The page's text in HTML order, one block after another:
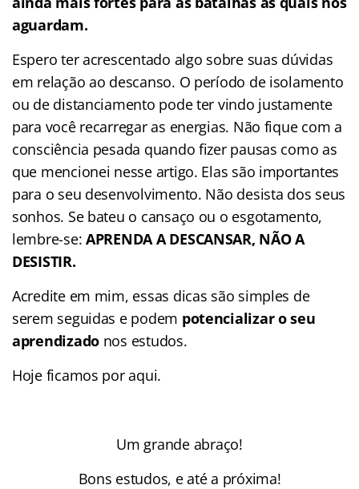
aguardam.
Espero ter acrescentado algo sobre suas dúvidas
em relação ao descanso. O período de isolamento
ou de distanciamento pode ter vindo justamente
para você recarregar as energias. Não fique com a
consciência pesada quando fizer pausas como as
que mencionei nesse artigo. Elas são importantes
para o seu desenvolvimento. Não desista dos seus
sonhos. Se bateu o cansaço ou o esgotamento,
lembre-se:APRENDA A DESCANSAR, NÃO A
DESISTIR.
Acredite em mim, essas dicas são simples de
serem seguidas e podem potencializar o seu
aprendizado nos estudos.
Hoje ficamos por aqui.
Um grande abraço!
Bons estudos, e até a próxima!